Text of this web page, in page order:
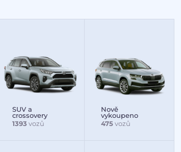
SUV a
crossovery
1393 vozů
Nově
vykoupeno
475 vozů